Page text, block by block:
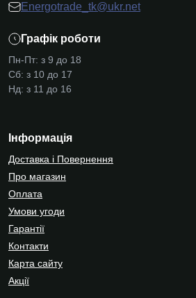
Energotrade_tk@ukr.net
Графік роботи
Пн-Пт: з 9 до 18
Сб: з 10 до 17
Нд: з 11 до 16
Інформація
Доставка і Повернення
Про магазин
Оплата
Умови угоди
Гарантії
Контакти
Карта сайту
Акції